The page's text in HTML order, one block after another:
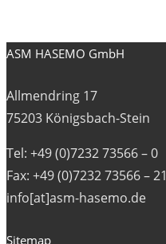
ASM HASEMO GmbH
Allmendring 17
75203 Königsbach-Stein
Tel: +49 (0)7232 73566 – 0
Fax: +49 (0)7232 73566 – 21
info[at]asm-hasemo.de
Sitemap